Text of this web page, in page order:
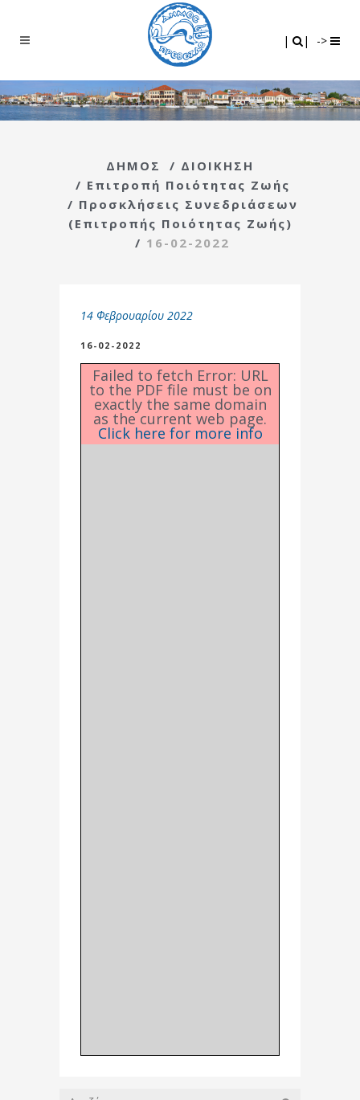
| | ->
ΔΗΜΟΣ / ΔΙΟΙΚΗΣΗ
/ Επιτροπή Ποιότητας Ζωής
/ Προσκλήσεις Συνεδριάσεων
(Επιτροπής Ποιότητας Ζωής)
/ 16-02-2022
14 Φεβρουαρίου 2022
16-02-2022
Failed to fetch Error: URL
to the PDF file must be on
exactly the same domain
as the current web page.
Click here for more info